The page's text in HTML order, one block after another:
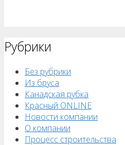
Рубрики
Без рубрики
Из бруса
Канадская рубка
Красный ONLINE
Новости компании
О компании
Процесс строительства